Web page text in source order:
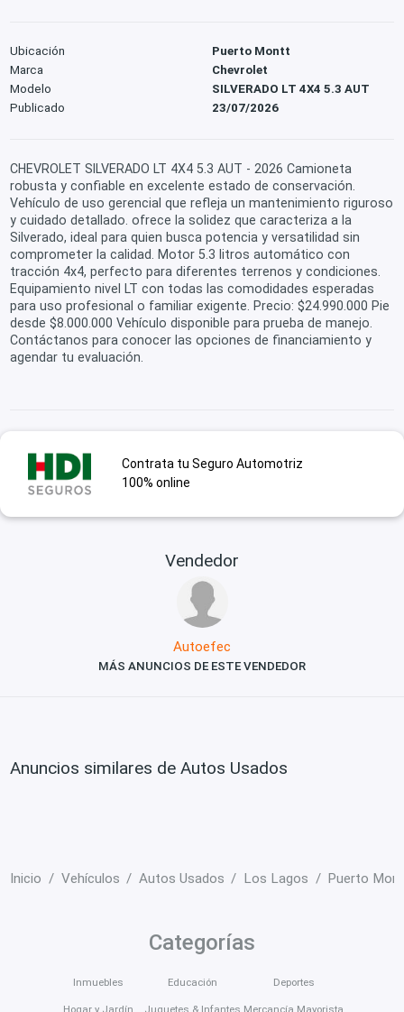
Ubicación
Puerto Montt
Marca
Chevrolet
Modelo
SILVERADO LT 4X4 5.3 AUT
Publicado
23/07/2026
CHEVROLET SILVERADO LT 4X4 5.3 AUT - 2026 Camioneta
robusta y confiable en excelente estado de conservación.
Vehículo de uso gerencial que refleja un mantenimiento riguroso
y cuidado detallado. ofrece la solidez que caracteriza a la
Silverado, ideal para quien busca potencia y versatilidad sin
comprometer la calidad. Motor 5.3 litros automático con
tracción 4x4, perfecto para diferentes terrenos y condiciones.
Equipamiento nivel LT con todas las comodidades esperadas
para uso profesional o familiar exigente. Precio: $24.990.000 Pie
desde $8.000.000 Vehículo disponible para prueba de manejo.
Contáctanos para conocer las opciones de financiamiento y
agendar tu evaluación.
Contrata tu Seguro Automotriz
100% online
Vendedor
Autoefec
MÁS ANUNCIOS DE ESTE VENDEDOR
Anuncios similares de Autos Usados
Inicio Vehículos Autos Usados Los Lagos Puerto
Categorías
Inmuebles Educación Deportes